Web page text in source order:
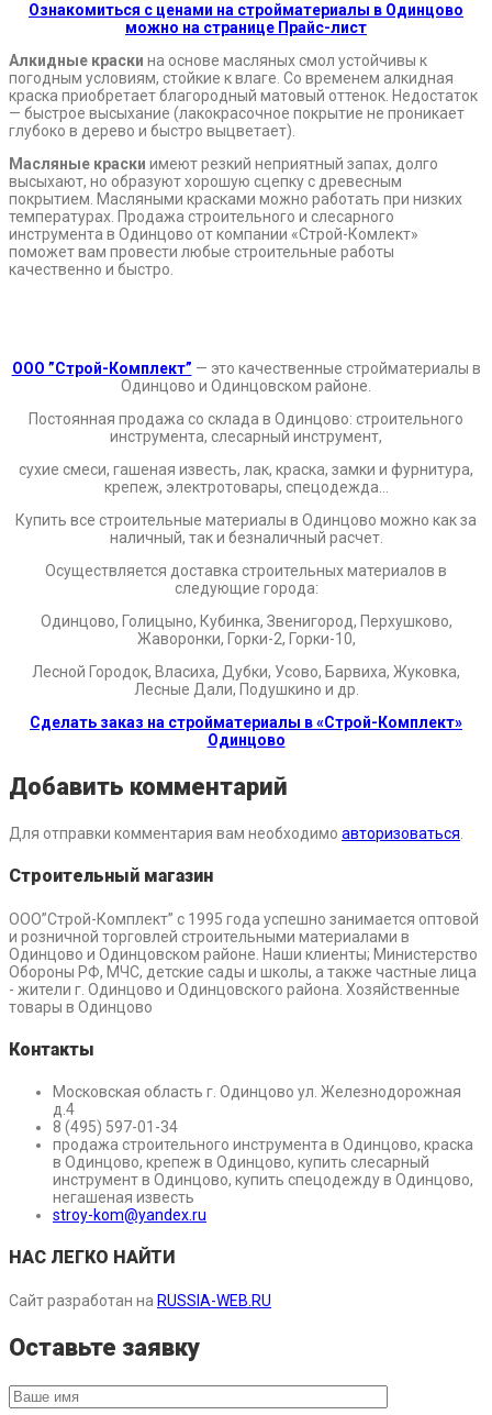
Ознакомиться с ценами на стройматериалы в Одинцово
можно на странице Прайс-лист
Алкидные краски на основе масляных смол устойчивы к
погодным условиям, стойкие к влаге. Со временем алкидная
краска приобретает благородный матовый оттенок. Недостаток
— быстрое высыхание (лакокрасочное покрытие не проникает
глубоко в дерево и быстро выцветает).
Масляные краски имеют резкий неприятный запах, долго
высыхают, но образуют хорошую сцепку с древесным
покрытием. Масляными красками можно работать при низких
температурах. Продажа строительного и слесарного
инструмента в Одинцово от компании «Строй-Комлект»
поможет вам провести любые строительные работы
качественно и быстро.
ООО ”Строй-Комплект” — это качественные стройматериалы в
Одинцово и Одинцовском районе.
Постоянная продажа со склада в Одинцово: строительного
инструмента, слесарный инструмент,
сухие смеси, гашеная известь, лак, краска, замки и фурнитура,
крепеж, электротовары, спецодежда…
Купить все строительные материалы в Одинцово можно как за
наличный, так и безналичный расчет.
Осуществляется доставка строительных материалов в
следующие города:
Одинцово, Голицыно, Кубинка, Звенигород, Перхушково,
Жаворонки, Горки-2, Горки-10,
Лесной Городок, Власиха, Дубки, Усово, Барвиха, Жуковка,
Лесные Дали, Подушкино и др.
Сделать заказ на стройматериалы в «Строй-Комплект»
Одинцово
Добавить комментарий
Для отправки комментария вам необходимо авторизоваться
Строительный магазин
ООО”Строй-Комплект” с 1995 года успешно занимается оптовой
и розничной торговлей строительными материалами в
Одинцово и Одинцовском районе. Наши клиенты; Министерство
Обороны РФ, МЧС, детские сады и школы, а также частные лица
- жители г. Одинцово и Одинцовского района. Хозяйственные
товары в Одинцово
Контакты
Московская область г. Одинцово ул. Железнодорожная
д.4
8 (495) 597-01-34
продажа строительного инструмента в Одинцово, краска
в Одинцово, крепеж в Одинцово, купить слесарный
инструмент в Одинцово, купить спецодежду в Одинцово,
негашеная известь
stroy-kom@yandex.ru
НАС ЛЕГКО НАЙТИ
Сайт разработан на RUSSIA-WEB.RU
Оставьте заявку